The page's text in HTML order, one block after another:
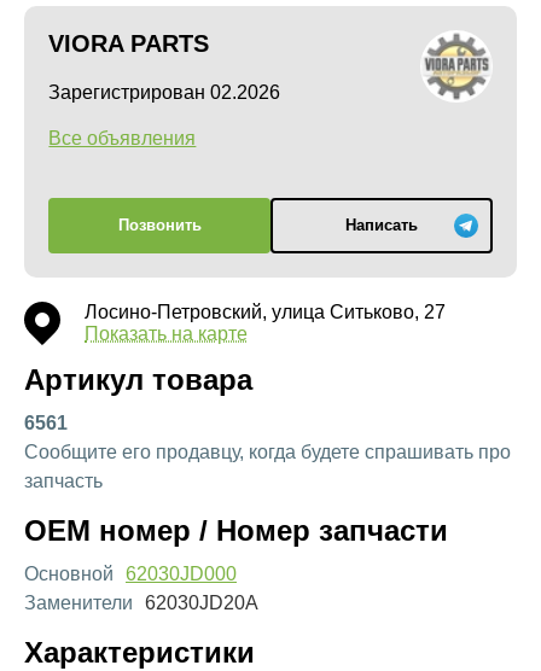
VIORA PARTS
Зарегистрирован 02.2026
Все объявления
Позвонить Написать
Лосино-Петровский, улица Ситьково, 27
Показать на карте
Артикул товара
6561
Сообщите его продавцу, когда будете спрашивать про
запчасть
OEM номер / Номер запчасти
Основной
62030JD000
Заменители
62030JD20A
Характеристики